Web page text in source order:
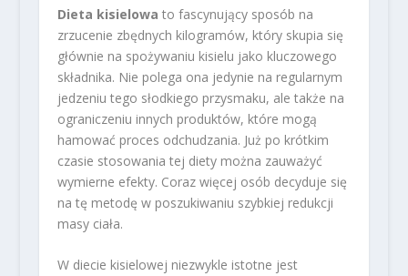
Dieta kisielowa to fascynujący sposób na
zrzucenie zbędnych kilogramów, który skupia się
głównie na spożywaniu kisielu jako kluczowego
składnika. Nie polega ona jedynie na regularnym
jedzeniu tego słodkiego przysmaku, ale także na
ograniczeniu innych produktów, które mogą
hamować proces odchudzania. Już po krótkim
czasie stosowania tej diety można zauważyć
wymierne efekty. Coraz więcej osób decyduje się
na tę metodę w poszukiwaniu szybkiej redukcji
masy ciała.
W diecie kisielowej niezwykle istotne jest